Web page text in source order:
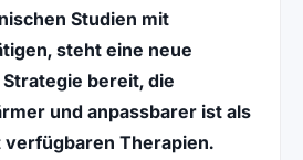
Studien mit
steht eine neue
bereit, die
und anpassbarer ist als
Therapien.